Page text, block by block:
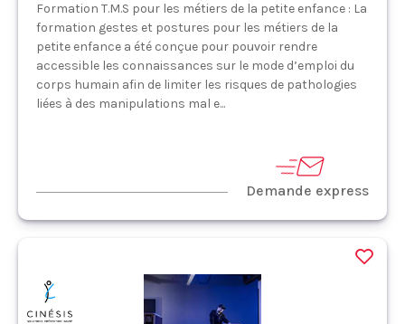
Formation T.M.S pour les métiers de la petite enfance : La
formation gestes et postures pour les métiers de la
petite enfance a été conçue pour pouvoir rendre
accessible les connaissances sur le mode d’emploi du
corps humain afin de limiter les risques de pathologies
liées à des manipulations mal e...
Demande express